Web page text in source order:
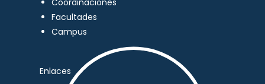
Coordinaciones
Facultades
Campus
Enlaces